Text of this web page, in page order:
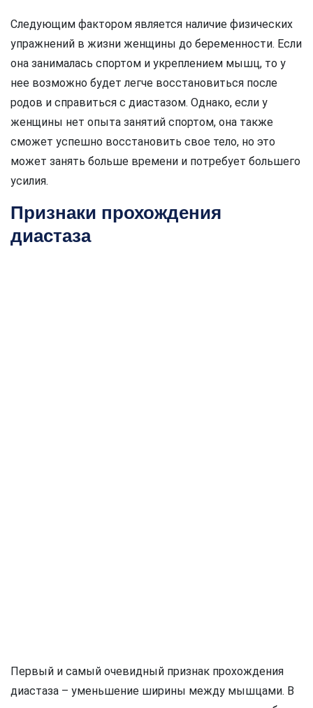
Следующим фактором является наличие физических
упражнений в жизни женщины до беременности. Если
она занималась спортом и укреплением мышц, то у
нее возможно будет легче восстановиться после
родов и справиться с диастазом. Однако, если у
женщины нет опыта занятий спортом, она также
сможет успешно восстановить свое тело, но это
может занять больше времени и потребует большего
усилия.
Признаки прохождения
диастаза
Первый и самый очевидный признак прохождения
диастаза – уменьшение ширины между мышцами. В